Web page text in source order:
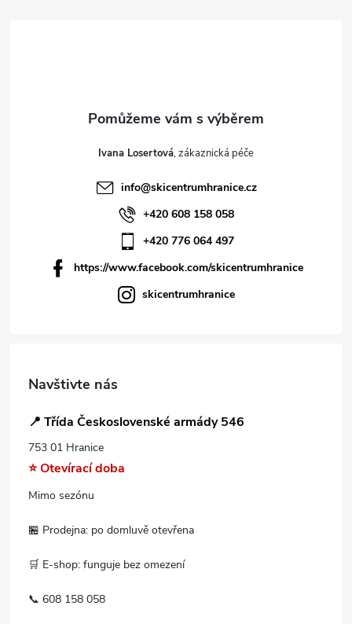
Ivana Losertová
info@skicentrumhranice.cz
+420 608 158 058
+420 776 064 497
https://www.facebook.com/skicentrumhranice
skicentrumhranice
Navštivte nás
📍 Třída Československé armády 546
753 01 Hranice
⭐ Otevírací doba
Mimo sezónu
🏪 Prodejna: po domluvě otevřena
🛒 E-shop: funguje bez omezení
📞 608 158 058